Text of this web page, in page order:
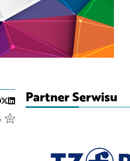
Partner Serwisu